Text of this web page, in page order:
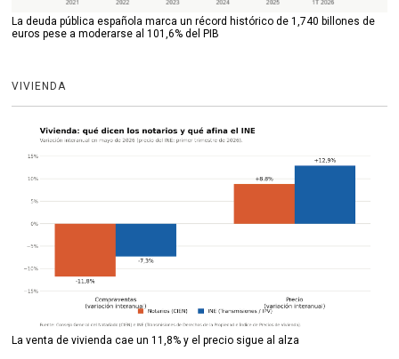
La deuda pública española marca un récord histórico de 1,740 billones de
euros pese a moderarse al 101,6% del PIB
VIVIENDA
La venta de vivienda cae un 11,8% y el precio sigue al alza